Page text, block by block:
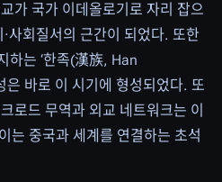
가 국가 이데올로기로 자리 잡으
사회질서의 근간이 되었다. 또한
하는 ‘한족(漢族, Han
은 바로 이 시기에 형성되었다. 또
로드 무역과 외교 네트워크는 이
는 중국과 세계를 연결하는 초석